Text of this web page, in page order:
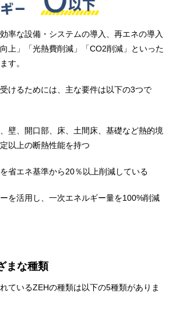
率な設備・システムの導入、再エネの導入
上」「光熱費削減」「CO2削減」といった
す。
けるためには、主な要件は以下の3つで
壁、開口部、床、土間床、基礎など熱的境
以上の断熱性能を持つ
省エネ基準から20％以上削減している
を活用し、一次エネルギー量を100%削減
まな種類
ているZEHの種類は以下の5種類がありま